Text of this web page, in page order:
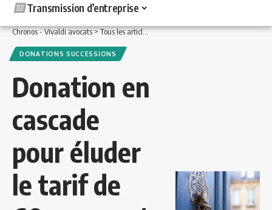
Transmission d’entreprise
Chronos - Vivaldi avocats>Tous les articles >Finance et patrimoine>Donations
DONATIONS SUCCESSIONS
Donation en
cascade
pour éluder
le tarif de